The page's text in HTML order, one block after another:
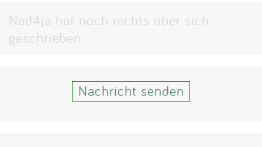
Impressum
Nad4ja hat noch nichts über sich
geschrieben.
Nachricht senden